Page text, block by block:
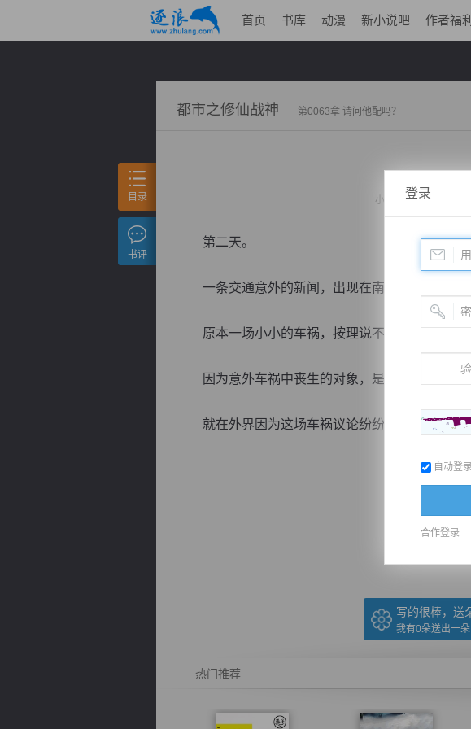
首页 书库 动漫 新小说吧 作者福利
都市之修仙战神 第0063章 请问他配吗？
小说： 都市之修仙战神
第二天。
一条交通意外的新闻，出现在南明市的各大报刊
原本一场小小的车祸，按理说不应该会出现在这
因为意外车祸中丧生的对象，是南明豪门魏家的
就在外界因为这场车祸议论纷纷的时候，魏家
（← 快捷键
写的很棒，送
我有0朵送出一朵
热门推荐
目录
书评
登录
自动登录
合作登录